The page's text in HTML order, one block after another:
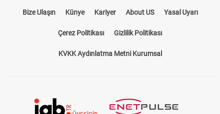
Bize Ulaşın Künye Kariyer About US Yasal Uyarı
Çerez Politikası Gizlilik Politikası
KVKK Aydınlatma Metni Kurumsal